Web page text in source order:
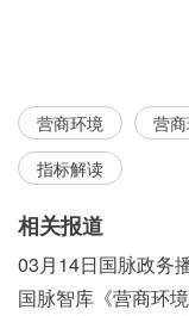
营商环境 营
指标解读
相关报道